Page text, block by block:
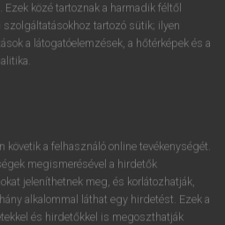
Ezek közé tartoznak a harmadik féltől
tartozó sütik; ilyen
a látogatóelemzések, a hőtérképek és a
követik a felhasználó online tevékenységét.
megismerésével a hirdetők
jeleníthetnek meg, és korlátozhatják,
alkalommal láthat egy hirdetést. Ezek a
és hirdetőkkel is megoszthatják